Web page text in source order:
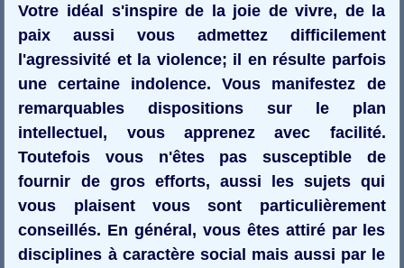
Votre idéal s'inspire de la joie de vivre, de la
paix aussi vous admettez difficilement
l'agressivité et la violence; il en résulte parfois
une certaine indolence. Vous manifestez de
remarquables dispositions sur le plan
intellectuel, vous apprenez avec facilité.
Toutefois vous n'êtes pas susceptible de
fournir de gros efforts, aussi les sujets qui
vous plaisent vous sont particulièrement
conseillés. En général, vous êtes attiré par les
disciplines à caractère social mais aussi par le